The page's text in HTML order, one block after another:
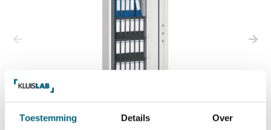
Toestemming Details Over